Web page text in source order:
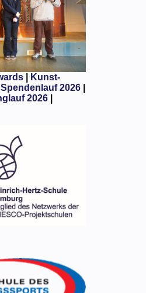
|
Kunst-
Spendenlauf 2026|
2026|